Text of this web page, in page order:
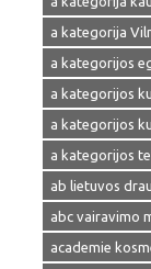
a kategorija
a kategorijos
a kategorijos
a kategorijos
a kategorijos
ab lietuvos
abc vairavimo
academie